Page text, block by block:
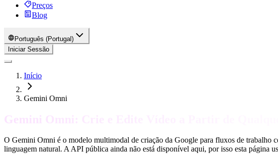
Preços
Blog
Português (Portugal)
Iniciar Sessão
Início
Gemini Omni
Gemini Omni: Crie e Edite Vídeo a Partir de
O Gemini Omni é o modelo multimodal de criação da Google para fluxos de trabalho
linguagem natural. A API pública ainda não está disponível aqui, por isso esta página